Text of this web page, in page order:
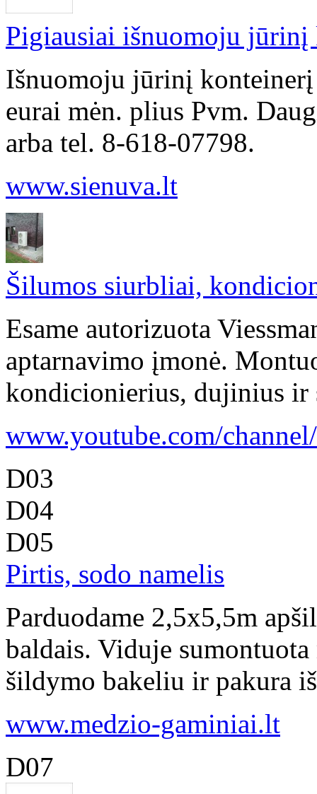
Pigiausiai išnuomoju jūrinį
Išnuomoju jūrinį
eurai mėn. plius Pvm.
arba tel. 8-618-07798.
www.sienuva.lt
Šilumos siurbliai,
Esame autorizuota
aptarnavimo įmonė.
kondicionierius, dujinius ir
www.youtube.com/
D03
D04
D05
Pirtis, sodo namelis
Parduodame 2,5x5,5m
baldais. Viduje
šildymo bakeliu ir pakura
www.medzio-gaminiai.lt
D07